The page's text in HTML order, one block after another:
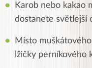
Karob nebo kakao
dostanete světlejší
Místo
lžičky perníkového